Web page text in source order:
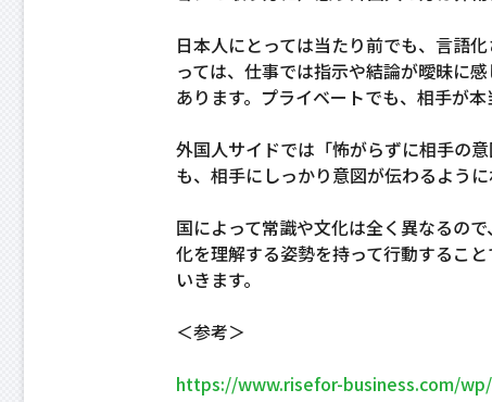
日本人にとっては当たり前でも、言語
っては、仕事では指示や結論が曖昧に
あります。プライベートでも、相手が
外国人サイドでは「怖がらずに相手の
も、相手にしっかり意図が伝わるよう
国によって常識や文化は全く異なるの
化を理解する姿勢を持って行動するこ
いきます。
＜参考＞
https://www.risefor-business.com/